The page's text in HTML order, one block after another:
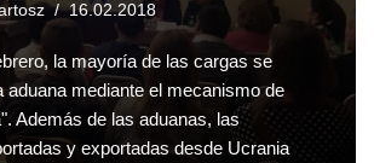
16.02.2018
la mayoría de las cargas se
aduana mediante el mecanismo de
Además de las aduanas, las
y exportadas desde Ucrania